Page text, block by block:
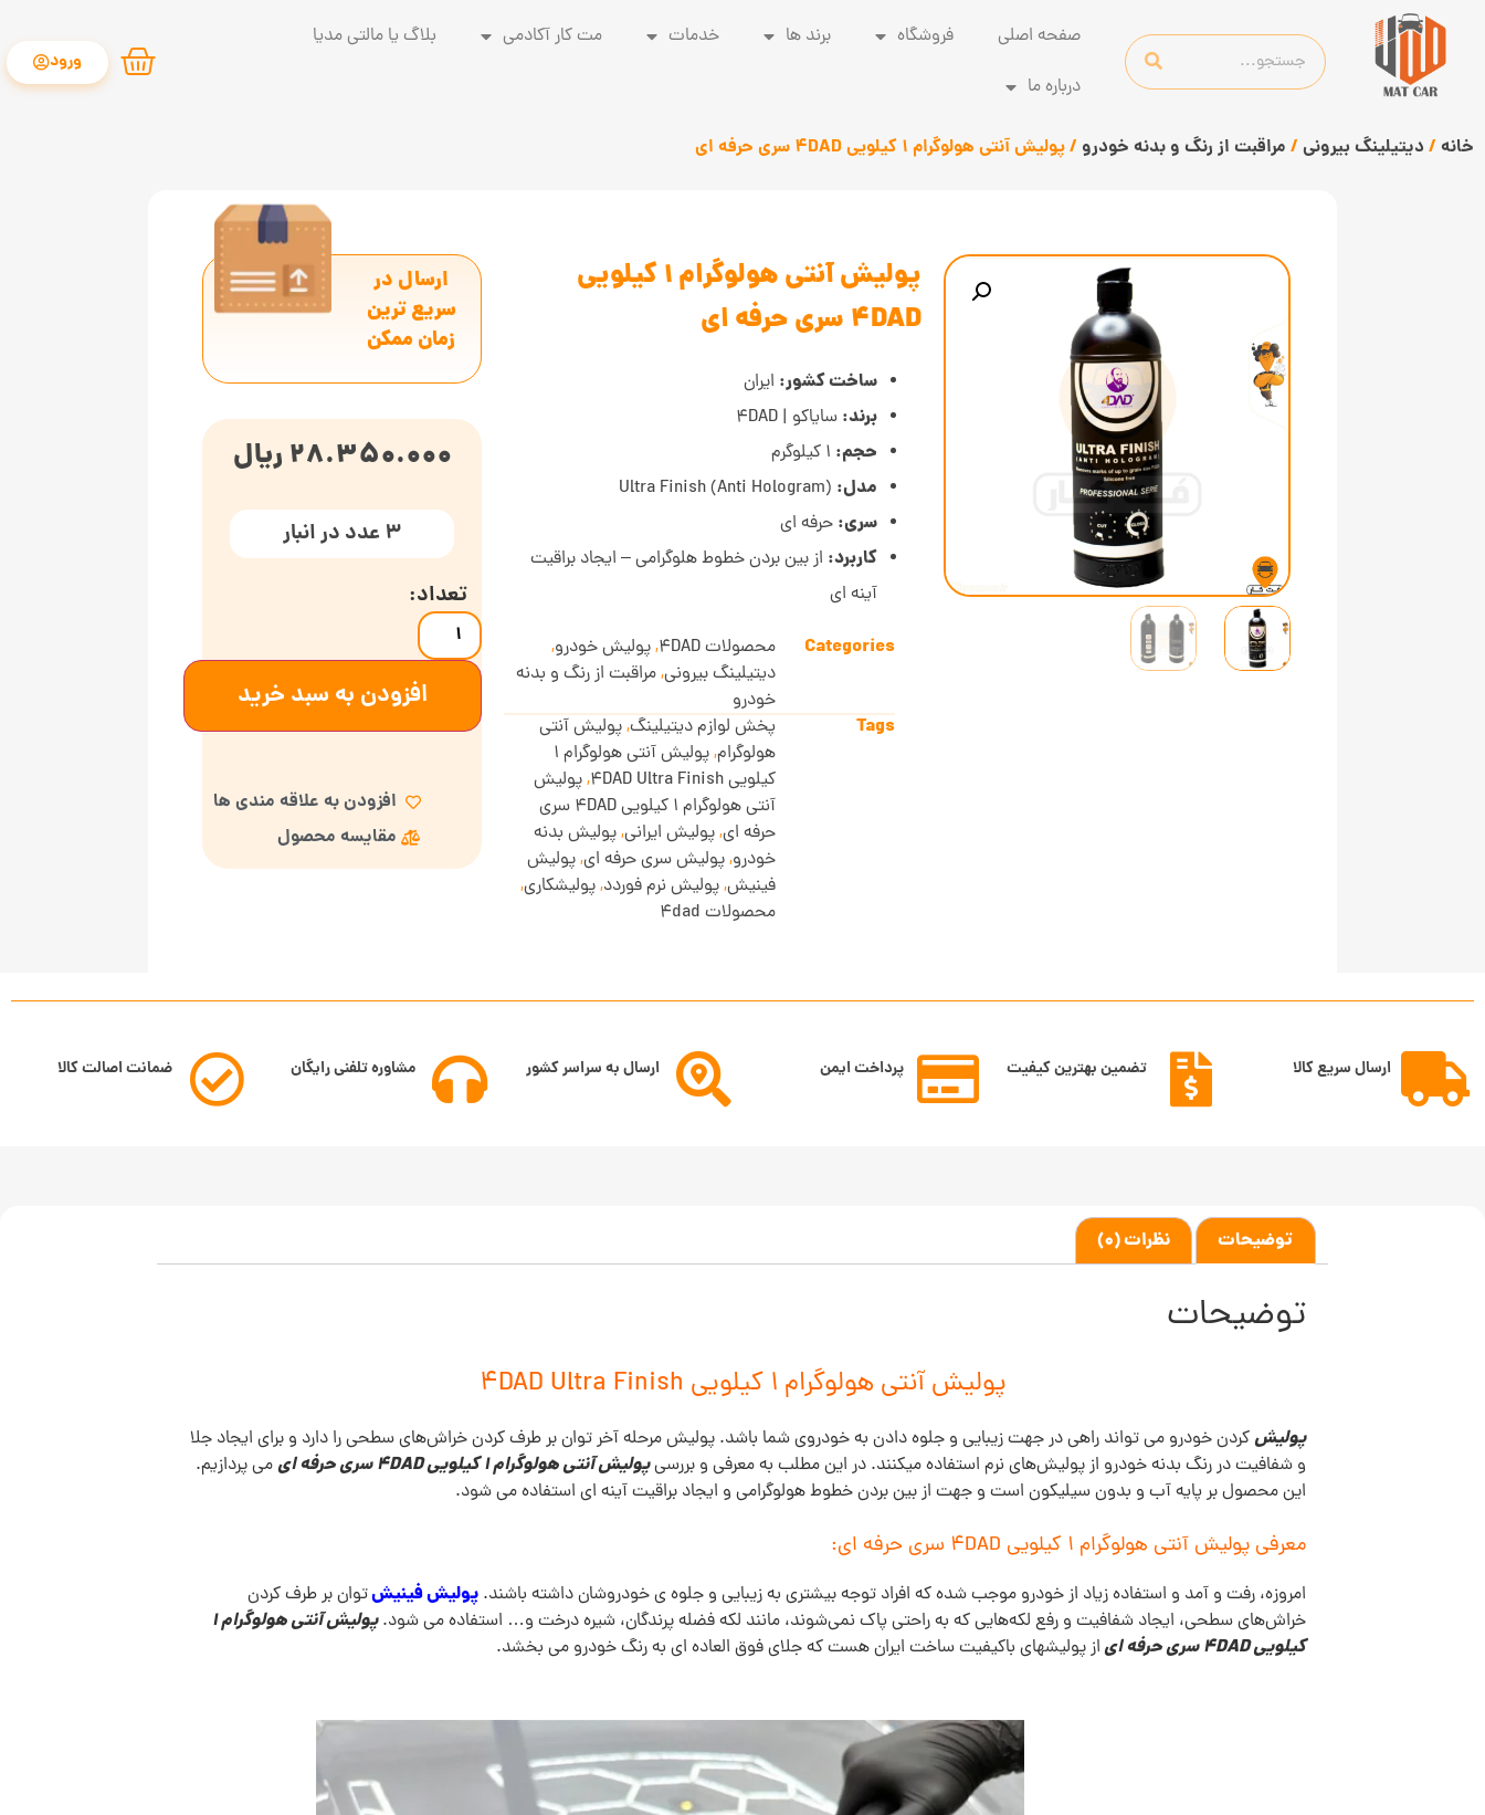
صفحه اصلی فروشگاه برند ها خدمات مت کار آکادمی
بلاگ یا مالتی مدیا
درباره ما
ورود
خانه / دیتیلینگ بیرونی / مراقبت از رنگ و بدنه خودرو / پولیش آنتی هولوگرام 1 کیلویی 4DAD سری حرفه ای
پولیش آنتی هولوگرام 1 کیلویی
4DAD سری حرفه ای
ساخت کشور: ایران
برند: سایاکو | 4DAD
حجم:
مدل: (Anti Hologram) Ultra Finish
سری: حرفه ای
کاربرد: از بین بردن خطوط هلوگرامی – ایجاد براقیت
آینه ای
Categories محصولات 4DAD ,پولیش خودرو,
دیتیلینگ بیرونی,مراقبت از رنگ و بدنه
خودرو
Tags پخش لوازم دیتیلینگ,پولیش آنتی
هولوگرام,
پولیش آنتی هولوگرام 1
کیلویی 4DAD Ultra Finish
,پولیش
آنتی هولوگرام 1 کیلویی 4DAD سری
حرفه ای,پولیش ایرانی,پولیش بدنه
خودرو,پولیش سری حرفه ای,پولیش
فینیش,پولیش نرم فوردد,پولیشکاری,
محصولات 4dad
ارسال در
سریع ترین
زمان ممکن
28.350.000 ریال
3 عدد در انبار
افزودن به سبد خرید
افزودن به علاقه مندی ها
مقایسه محصول
ارسال سریع کالا تضمین بهترین کیفیت پرداخت ایمن ارسال به سراسر کشور مشاوره تلفنی رایگان ضمانت اصالت کالا
توضیحات نظرات (0)
توضیحات
پولیش آنتی هولوگرام 1 کیلویی 4DAD Ultra Finish
پولیشکردن خودرو می تواند راهی در جهت زیبایی و جلوه دادن به خودروی شما باشد. پولیش‌ مرحله آخر توان بر طرف کردن خراش‌های سطحی را دارد و برای ایجاد جلا
و شفافیت در رنگ بدنه خودرو از پولیش‌های نرم استفاده میکنند. در این مطلب به معرفی و بررسیپولیش آنتی هولوگرام 1 کیلویی 4DAD سری حرفه ای
می پردازیم.
این محصول بر پایه آب و بدون سیلیکون است و جهت از بین بردن خطوط هولوگرامی و ایجاد براقیت آینه ای استفاده می شود.
معرفی پولیش آنتی هولوگرام 1 کیلویی 4DAD سری حرفه ای:
امروزه، رفت و آمد و استفاده زیاد از خودرو موجب شده که افراد توجه بیشتری به زیبایی و جلوه ی خودروشان داشته باشند.پولیش فینیشتوان بر طرف کردن
خراش‌های سطحی، ایجاد شفافیت و رفع لکه‌هایی که به راحتی پاک نمی‌شوند، مانند لکه فضله پرندگان، شیره درخت و… استفاده می شود.
پولیش آنتی هولوگرام 1
کیلویی 4DAD سری حرفه ای
از پولیشهای باکیفیت ساخت ایران هست که جلای فوق العاده ای به رنگ خودرو می بخشد.